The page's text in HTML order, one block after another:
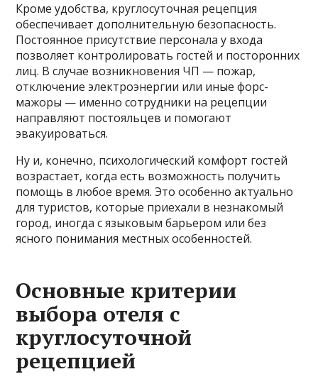
Кроме удобства, круглосуточная рецепция
обеспечивает дополнительную безопасность.
Постоянное присутствие персонала у входа
позволяет контролировать гостей и посторонних
лиц. В случае возникновения ЧП — пожар,
отключение электроэнергии или иные форс-
мажоры — именно сотрудники на рецепции
направляют постояльцев и помогают
эвакуироваться.
Ну и, конечно, психологический комфорт гостей
возрастает, когда есть возможность получить
помощь в любое время. Это особенно актуально
для туристов, которые приехали в незнакомый
город, иногда с языковым барьером или без
ясного понимания местных особенностей.
Основные критерии
выбора отеля с
круглосуточной
рецепцией